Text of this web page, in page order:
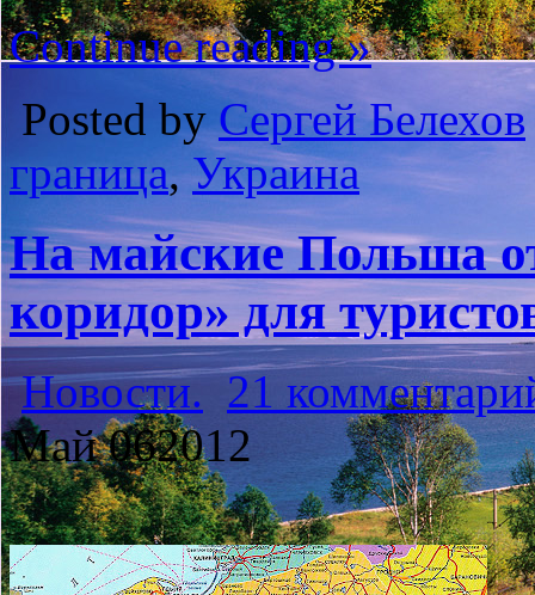
Continue reading »
Posted byСергей Белехов
граница,Украина
На майские Польша
коридор» для
Новости. 21
Май 062012